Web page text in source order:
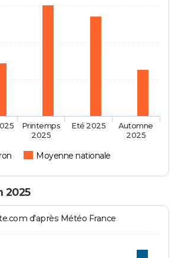
Moyenne nationale
Printemps
2025
Eté 2025
Automne
2025
2025
d'après Météo France